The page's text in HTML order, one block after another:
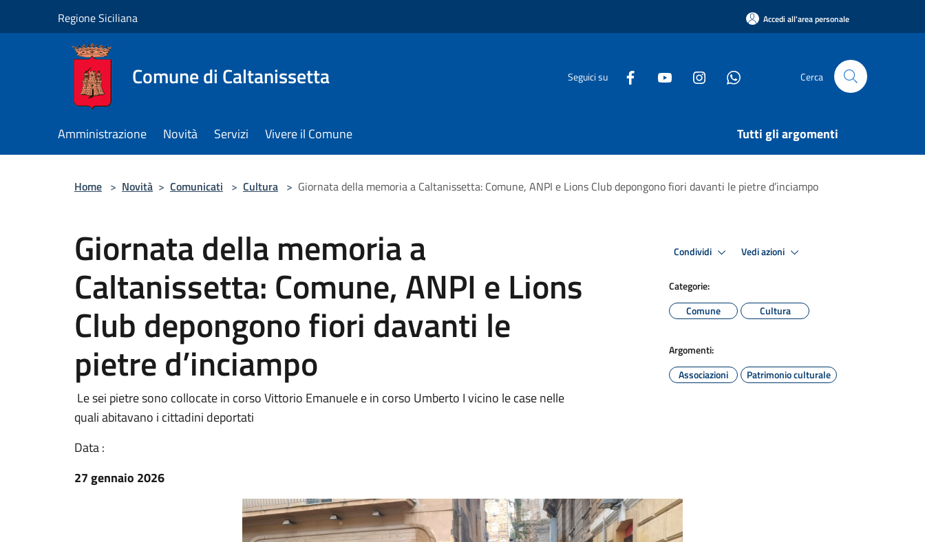
Regione Siciliana Accedi all'area personale
Comune di Caltanissetta Seguici su Cerca
Amministrazione Novità Servizi Vivere il Comune Tutti gli argomenti
Home > Novità > Comunicati > Cultura > Giornata della memoria a Caltanissetta: Comune, ANPI e Lions Club depongono fiori davanti le pietre d’inciampo
Giornata della memoria a
Caltanissetta: Comune, ANPI e Lions
Club depongono fiori davanti le
pietre d’inciampo
Le sei pietre sono collocate in corso Vittorio Emanuele e in corso Umberto I vicino le case nelle
quali abitavano i cittadini deportati
Data :
27 gennaio 2026
Condividi Vedi azioni
Categorie:
Comune
Cultura
Argomenti:
Associazioni
Patrimonio culturale